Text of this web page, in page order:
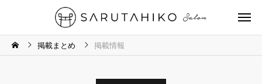
掲載まとめ 掲載情報